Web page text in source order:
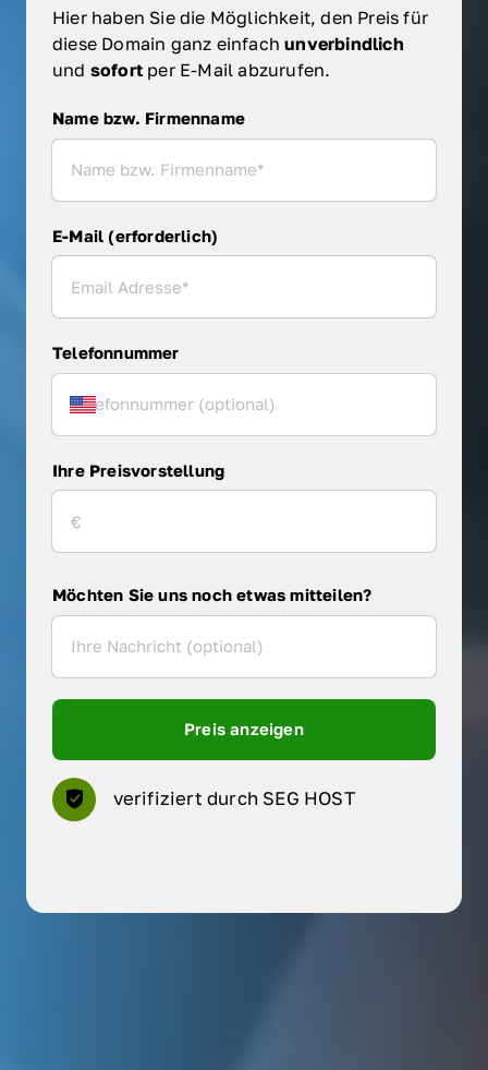
Hier haben Sie die Möglichkeit, den Preis für
diese Domain ganz einfach
und sofort per E-Mail abzurufen.
Name bzw. Firmenname
Name bzw. Firmenname
E-Mail (erforderlich)
Telefonnummer
Ihre Preisvorstellung
Möchten Sie uns noch etwas mitteilen?
Preis anzeigen
verifiziert durch SEG HOST